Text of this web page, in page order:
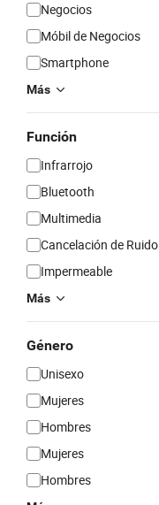
Negocios
Móbil de Negocios
Smartphone
Más
Función
Infrarrojo
Bluetooth
Multimedia
Cancelación de Ruido
Impermeable
Más
Género
Unisexo
Mujeres
Hombres
Mujeres
Hombres